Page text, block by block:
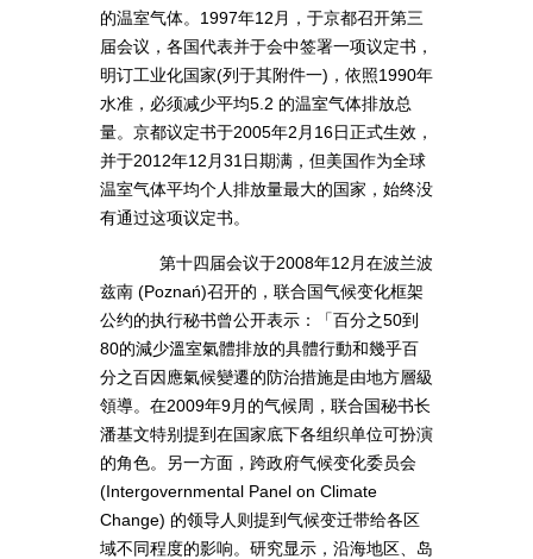
的温室气体。1997年12月，于京都召开第三
届会议，各国代表并于会中签署一项议定书，
明订工业化国家(列于其附件一)，依照1990年
水准，必须减少平均5.2 的温室气体排放总
量。京都议定书于2005年2月16日正式生效，
并于2012年12月31日期满，但美国作为全球
温室气体平均个人排放量最大的国家，始终没
有通过这项议定书。
第十四届会议于2008年12月在波兰波
兹南 (Poznań)召开的，联合国气候变化框架
公约的执行秘书曾公开表示：「百分之50到
80的減少溫室氣體排放的具體行動和幾乎百
分之百因應氣候變遷的防治措施是由地方層級
領導。在2009年9月的气候周，联合国秘书长
潘基文特别提到在国家底下各组织单位可扮演
的角色。另一方面，跨政府气候变化委员会
(Intergovernmental Panel on Climate
Change) 的领导人则提到气候变迁带给各区
域不同程度的影响。研究显示，沿海地区、岛